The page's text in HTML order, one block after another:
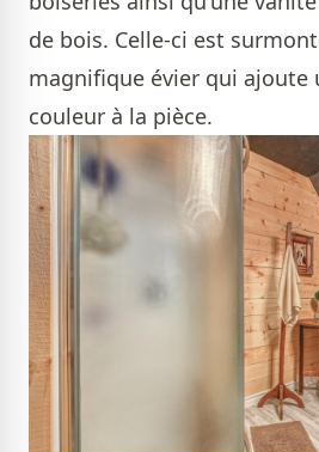
de bois. Celle-ci est
magnifique évier qui ajoute
couleur à la pièce.